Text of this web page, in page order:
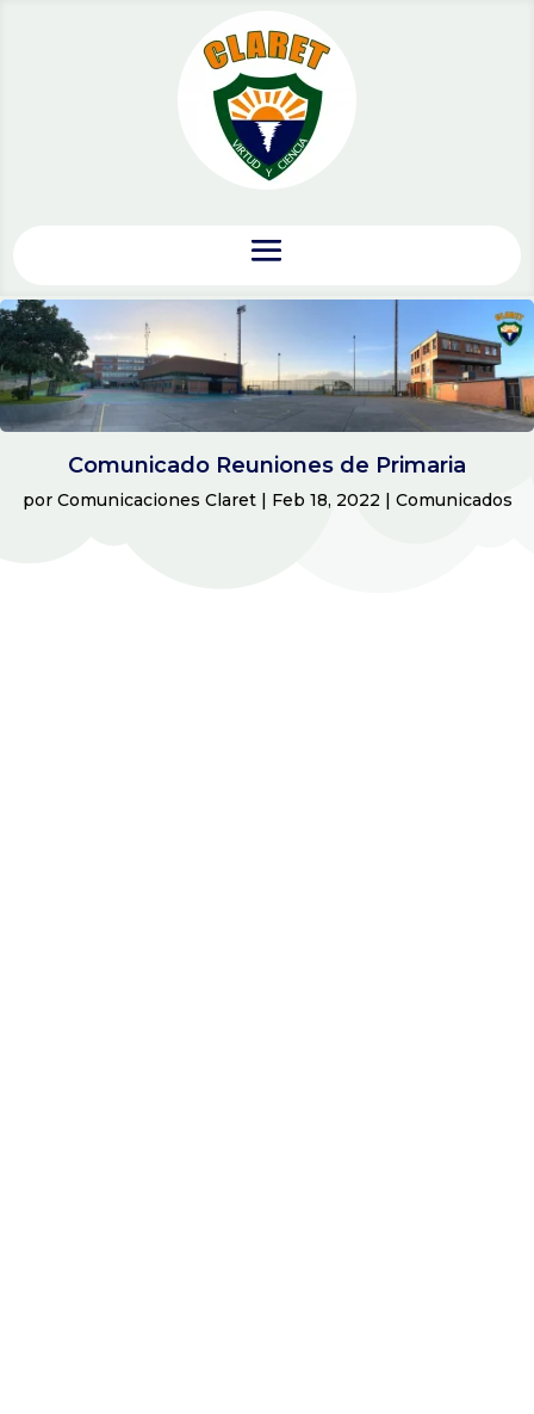
Comunicado Reuniones de Primaria
por Comunicaciones Claret| Feb 18, 2022 | Comunicados